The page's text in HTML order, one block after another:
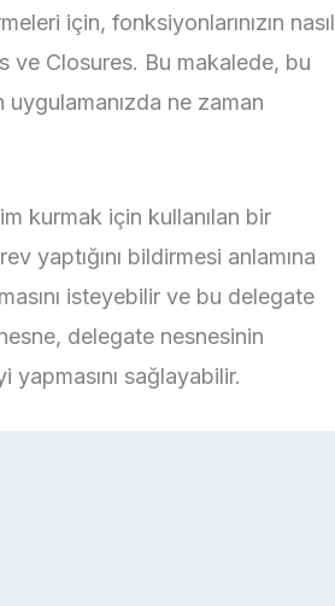
için, fonksiyonlarınızın nasıl
ve Closures. Bu makalede, bu
ne zaman
kurmak için kullanılan bir
yaptığını bildirmesi anlamına
isteyebilir ve bu delegate
delegate nesnesinin
sağlayabilir.